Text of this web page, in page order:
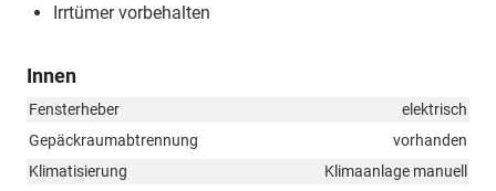
Irrtümer vorbehalten
Innen
Fensterheber
elektrisch
Gepäckraumabtrennung
vorhanden
Klimatisierung
Klimaanlage manuell